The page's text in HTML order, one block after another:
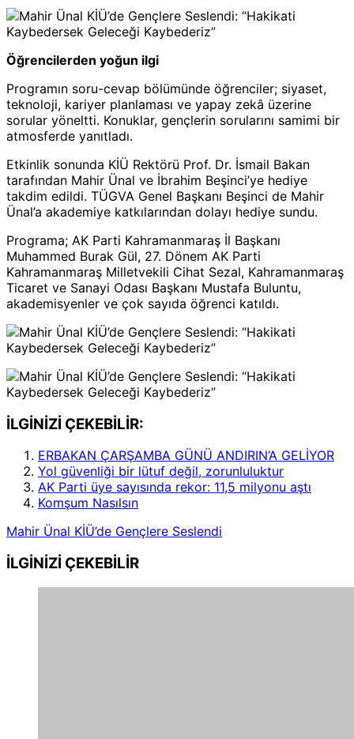
Öğrencilerden yoğun ilgi
Programın soru-cevap bölümünde öğrenciler; siyaset,
teknoloji, kariyer planlaması ve yapay zekâ üzerine
sorular yöneltti. Konuklar, gençlerin sorularını samimi bir
atmosferde yanıtladı.
Etkinlik sonunda KİÜ Rektörü Prof. Dr. İsmail Bakan
tarafından Mahir Ünal ve İbrahim Beşinci’ye hediye
takdim edildi. TÜGVA Genel Başkanı Beşinci de Mahir
Ünal’a akademiye katkılarından dolayı hediye sundu.
Programa; AK Parti Kahramanmaraş İl Başkanı
Muhammed Burak Gül, 27. Dönem AK Parti
Kahramanmaraş Milletvekili Cihat Sezal, Kahramanmaraş
Ticaret ve Sanayi Odası Başkanı Mustafa Buluntu,
akademisyenler ve çok sayıda öğrenci katıldı.
İLGİNİZİ ÇEKEBİLİR:
ERBAKAN ÇARŞAMBA GÜNÜ ANDIRIN’A GELİYOR
Yol güvenliği bir lütuf değil, zorunluluktur
AK Parti üye sayısında rekor: 11,5 milyonu aştı
Komşum Nasılsın
Mahir Ünal KİÜ’de Gençlere Seslendi
İLGİNİZİ ÇEKEBİLİR